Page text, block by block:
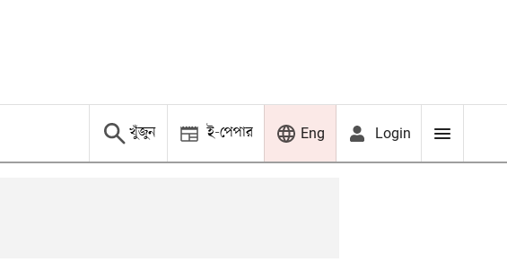
খুঁজুন ই-পেপার Eng Login